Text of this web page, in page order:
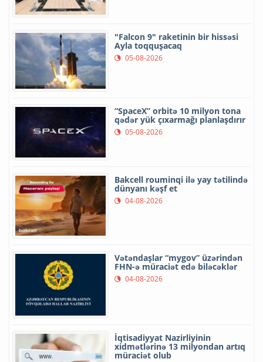
"Falcon 9" raketinin bir hissəsi
Ayla toqquşacaq
05-08-2026
“SpaceX” orbitə 10 milyon tona
qədər yük çıxarmağı planlaşdırır
05-08-2026
Bakcell rouminqi ilə yay tətilində
dünyanı kəşf et
04-08-2026
Vətəndaşlar “mygov” üzərindən
FHN-ə müraciət edə biləcəklər
04-08-2026
İqtisadiyyat Nazirliyinin
xidmətlərinə 13 milyondan artıq
müraciət olub